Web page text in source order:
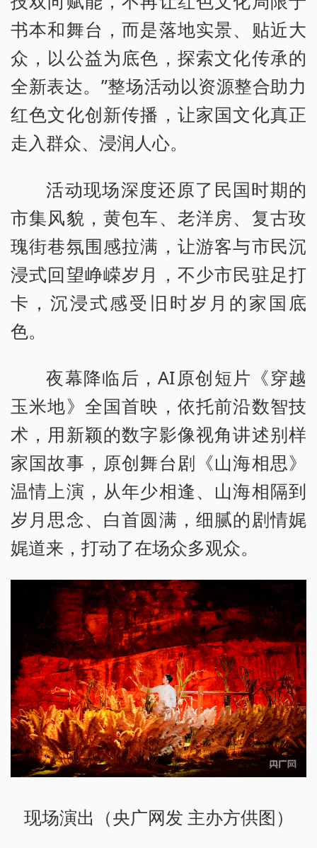
书本和舞台，而是落地实景、贴近大
众，以公益为底色，探索文化传承的
全新表达。”整场活动以资源整合助力
红色文化创新传播，让家国文化真正
走入群众、浸润人心。
活动现场深度还原了民国时期的
市集风貌，黄包车、老洋房、复古玫
瑰街巷氛围感拉满，让游客与市民沉
浸式回望峥嵘岁月，不少市民驻足打
卡，沉浸式感受旧时岁月的家国底
色。
夜幕降临后，AI原创短片《穿越
玉米地》全国首映，依托前沿数智技
术，用新颖的数字影像视角讲述别样
家国故事，原创舞台剧《山海相思》
温情上演，从年少相逢、山海相隔到
岁月思念、白首圆满，细腻的剧情娓
娓道来，打动了在场众多观众。
现场演出（央广网发 主办方供图）